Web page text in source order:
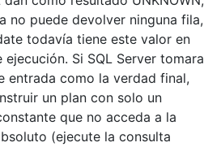
no puede devolver ninguna fila,
todavía tiene este valor en
Si SQL Server tomara
entrada como la verdad final,
un plan con solo un
que no acceda a la
(ejecute la consulta